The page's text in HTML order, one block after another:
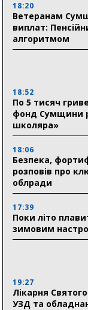
18:20
Ветеранам
виплат:
алгоритмом
18:52
По 5 тисяч
фонд Сумщини
школяра»
18:06
Безпека,
розповів про
облради
17:39
Поки літо
зимовим
19:27
Лікарня
УЗД та